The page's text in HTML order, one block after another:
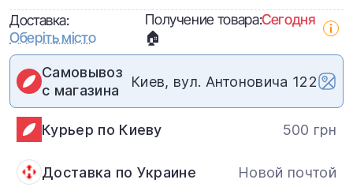
Доставка:
Оберіть місто
Получение товара:Сегодня
🏠
Самовывоз
с магазина
Киев, вул. Антоновича 122
Курьер по Киеву 500 грн
Доставка по Украине Новой почтой